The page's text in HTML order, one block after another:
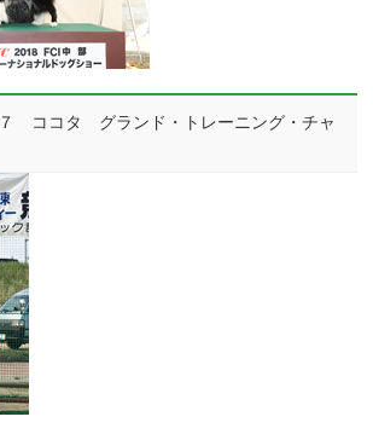
ココタ グランド・トレーニング・チャ